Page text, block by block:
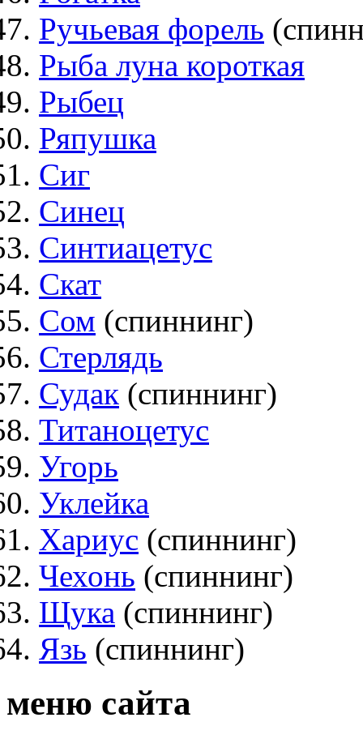
Ручьевая форель
Рыба луна короткая
Рыбец
Ряпушка
Сиг
Синец
Синтиацетус
Скат
Сом (спиннинг)
Стерлядь
Судак (спиннинг)
Титаноцетус
Угорь
Уклейка
Хариус (спиннинг)
Чехонь (спиннинг)
Щука (спиннинг)
Язь (спиннинг)
меню сайта